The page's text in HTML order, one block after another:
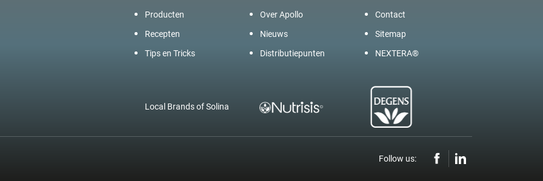
Producten
Recepten
Tips en Tricks
Over Apollo
Nieuws
Distributiepunten
Contact
Sitemap
NEXTERA®
Local Brands of Solina
Follow us: